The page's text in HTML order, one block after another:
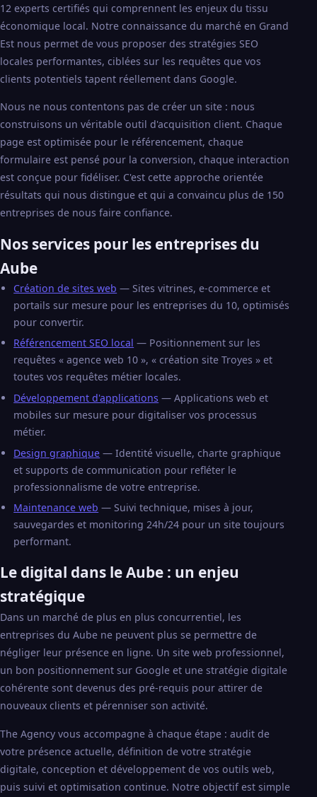
12 experts certifiés qui comprennent les enjeux du tissu
économique local. Notre connaissance du marché en Grand
Est nous permet de vous proposer des stratégies SEO
locales performantes, ciblées sur les requêtes que vos
clients potentiels tapent réellement dans Google.
Nous ne nous contentons pas de créer un site : nous
construisons un véritable outil d'acquisition client. Chaque
page est optimisée pour le référencement, chaque
formulaire est pensé pour la conversion, chaque interaction
est conçue pour fidéliser. C'est cette approche orientée
résultats qui nous distingue et qui a convaincu plus de 150
entreprises de nous faire confiance.
Nos services pour les entreprises du
Aube
Création de sites web — Sites vitrines, e-commerce et
portails sur mesure pour les entreprises du 10, optimisés
pour convertir.
Référencement SEO local — Positionnement sur les
requêtes « agence web 10 », « création site Troyes » et
toutes vos requêtes métier locales.
Développement d'applications — Applications web et
mobiles sur mesure pour digitaliser vos processus
métier.
Design graphique — Identité visuelle, charte graphique
et supports de communication pour refléter le
professionnalisme de votre entreprise.
Maintenance web — Suivi technique, mises à jour,
sauvegardes et monitoring 24h/24 pour un site toujours
performant.
Le digital dans le Aube : un enjeu
stratégique
Dans un marché de plus en plus concurrentiel, les
entreprises du Aube ne peuvent plus se permettre de
négliger leur présence en ligne. Un site web professionnel,
un bon positionnement sur Google et une stratégie digitale
cohérente sont devenus des pré-requis pour attirer de
nouveaux clients et pérenniser son activité.
The Agency vous accompagne à chaque étape : audit de
votre présence actuelle, définition de votre stratégie
digitale, conception et développement de vos outils web,
puis suivi et optimisation continue. Notre objectif est simple